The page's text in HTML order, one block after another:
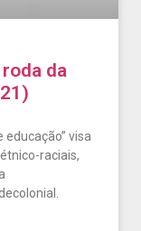
da
visa
raciais,